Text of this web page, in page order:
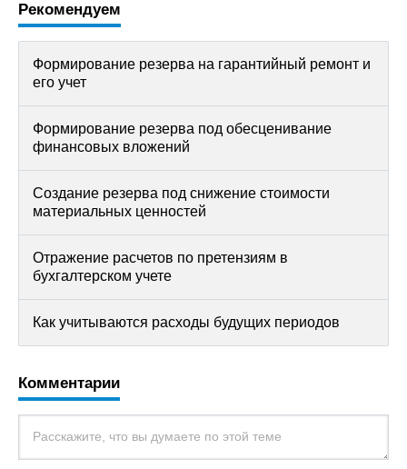
Рекомендуем
Формирование резерва на гарантийный ремонт и
его учет
Формирование резерва под обесценивание
финансовых вложений
Создание резерва под снижение стоимости
материальных ценностей
Отражение расчетов по претензиям в
бухгалтерском учете
Как учитываются расходы будущих периодов
Комментарии